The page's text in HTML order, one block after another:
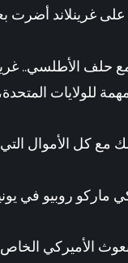
غرينلاند أضرت
حلف الأطلسي..
مهمة للولايات
مع كل الأموال
ماركو روبيو في
الأميركي